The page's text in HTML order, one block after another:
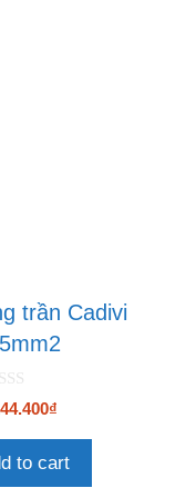
trần Cadivi
₫
to cart